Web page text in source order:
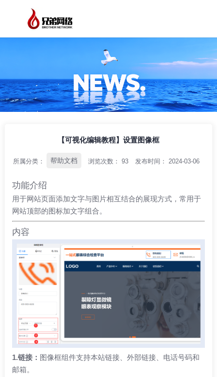
【可视化编辑教程】设置图像框
所属分类： 帮助文档 浏览次数： 93 发布时间： 2024-03-06
功能介绍
用于网站页面添加文字与图片相互结合的展现方式，常用于
网站顶部的图标加文字组合。
内容
1.链接： 图像框组件支持本站链接、外部链接、电话号码和
邮箱。